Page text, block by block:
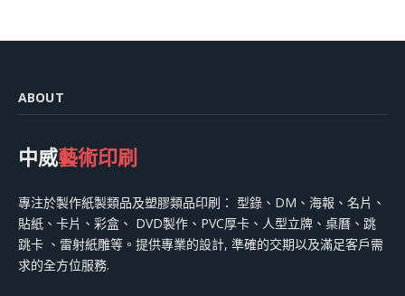
ABOUT
中威藝術印刷
專注於製作紙製類品及塑膠類品印刷： 型錄、DM、海報、名片、
貼紙、卡片、彩盒、 DVD製作、PVC厚卡、人型立牌、桌曆、跳
跳卡 、雷射紙雕等。提供專業的設計, 準確的交期以及滿足客戶需
求的全方位服務.